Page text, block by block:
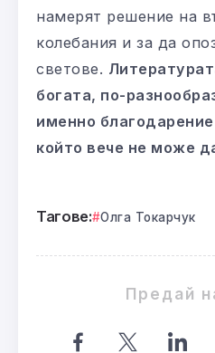
намерят решение на
колебания и за да
светове.
богата, по-
именно
който вече не може
Тагове: Олга Токарчук
Предай